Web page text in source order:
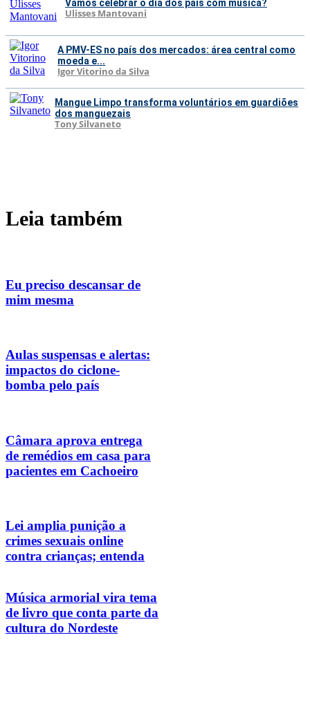
Vamos celebrar o dia dos pais com música?
Ulisses Mantovani
A PMV-ES no país dos mercados: área central como
moeda e...
Igor Vitorino da Silva
Mangue Limpo transforma voluntários em guardiões
dos manguezais
Tony Silvaneto
Leia também
Eu preciso descansar de
mim mesma
Aulas suspensas e alertas:
impactos do ciclone-
bomba pelo país
Câmara aprova entrega
de remédios em casa para
pacientes em Cachoeiro
Lei amplia punição a
crimes sexuais online
contra crianças; entenda
Música armorial vira tema
de livro que conta parte da
cultura do Nordeste